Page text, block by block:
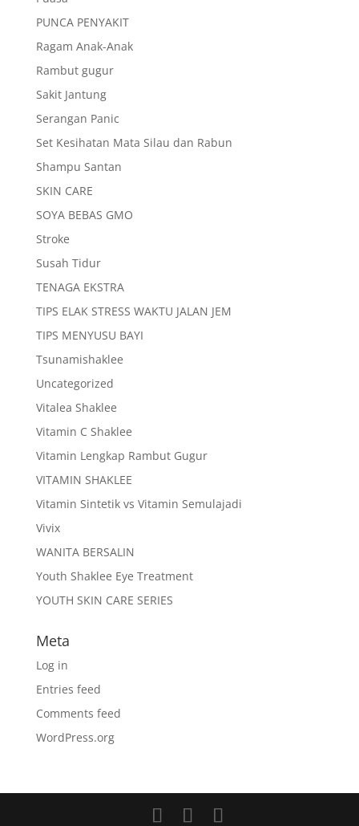
PUNCA PENYAKIT
Ragam Anak-Anak
Rambut gugur
Sakit Jantung
Serangan Panic
Set Kesihatan Mata Silau dan Rabun
Shampu Santan
SKIN CARE
SOYA BEBAS GMO
Stroke
Susah Tidur
TENAGA EKSTRA
TIPS ELAK STRESS WAKTU JALAN JEM
TIPS MENYUSU BAYI
Tsunamishaklee
Uncategorized
Vitalea Shaklee
Vitamin C Shaklee
Vitamin Lengkap Rambut Gugur
VITAMIN SHAKLEE
Vitamin Sintetik vs Vitamin Semulajadi
Vivix
WANITA BERSALIN
Youth Shaklee Eye Treatment
YOUTH SKIN CARE SERIES
Meta
Log in
Entries feed
Comments feed
WordPress.org